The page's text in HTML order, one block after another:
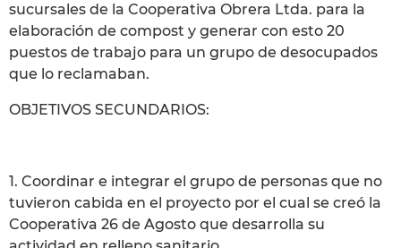
sucursales de la Cooperativa Obrera Ltda. para la
elaboración de compost y generar con esto 20
puestos de trabajo para un grupo de desocupados
que lo reclamaban.
OBJETIVOS SECUNDARIOS:
1. Coordinar e integrar el grupo de personas que no
tuvieron cabida en el proyecto por el cual se creó la
Cooperativa 26 de Agosto que desarrolla su